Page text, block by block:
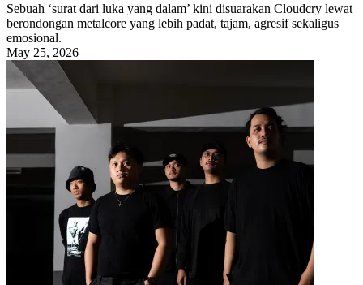
Sebuah ‘surat dari luka yang dalam’ kini disuarakan Cloudcry lewat
berondongan metalcore yang lebih padat, tajam, agresif sekaligus
emosional.
May 25, 2026